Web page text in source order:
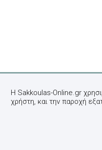
Η Sakkoulas-Online.gr
χρήστη, και την παροχή